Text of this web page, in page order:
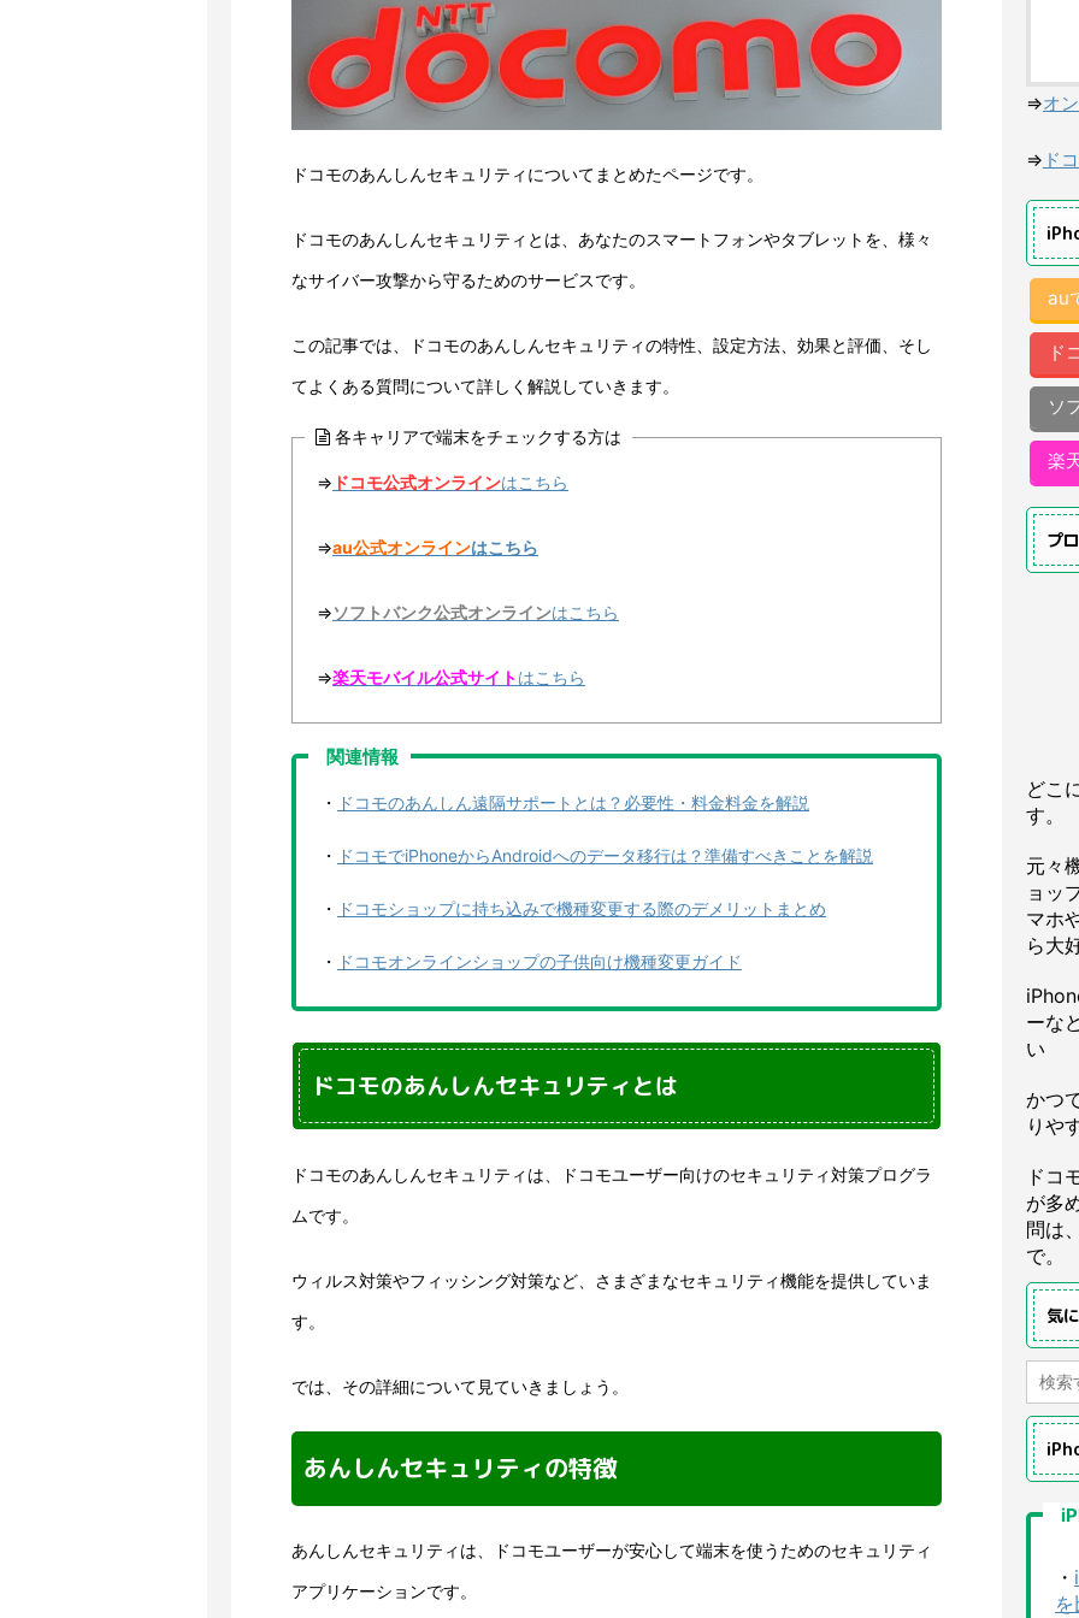
ドコモのあんしんセキュリティについてまとめたページです。
ドコモのあんしんセキュリティとは、あなたのスマートフォンやタブレットを、様々
なサイバー攻撃から守るためのサービスです。
この記事では、ドコモのあんしんセキュリティの特性、設定方法、効果と評価、そし
てよくある質問について詳しく解説していきます。
各キャリアで端末をチェックする方は
⇒ ドコモ公式オンラインはこちら
⇒au公式オンラインはこちら
⇒ソフトバンク公式オンラインはこちら
⇒楽天モバイル公式サイトはこちら
関連情報
・ ドコモのあんしん遠隔サポートとは？必要性・料金料金を解説
・ ドコモでiPhoneからAndroidへのデータ移行は？準備すべきことを解説
・ ドコモショップに持ち込みで機種変更する際のデメリットまとめ
・ ドコモオンラインショップの子供向け機種変更ガイド
ドコモのあんしんセキュリティとは
ドコモのあんしんセキュリティは、ドコモユーザー向けのセキュリティ対策プログラ
ムです。
ウィルス対策やフィッシング対策など、さまざまなセキュリティ機能を提供していま
す。
では、その詳細について見ていきましょう。
あんしんセキュリティの特徴
あんしんセキュリティは、ドコモユーザーが安心して端末を使うためのセキュリティ
アプリケーションです。
⇒オ
⇒ ド
au
ド
ソ
楽
プ
どこ
す。
元々
ョッ
マホ
ら大
ーな
い
かつ
りや
ドコ
が多
問は
で。
気
・